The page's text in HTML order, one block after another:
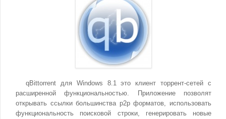
qBittorrent для Windows 8.1 это клиент торрент-сетей с
расширенной функциональностью. Приложение позволят
открывать ссылки большинства p2p форматов, использовать
функциональность поисковой строки, генерировать новые